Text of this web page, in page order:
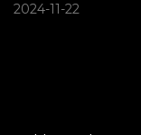
2024-11-22